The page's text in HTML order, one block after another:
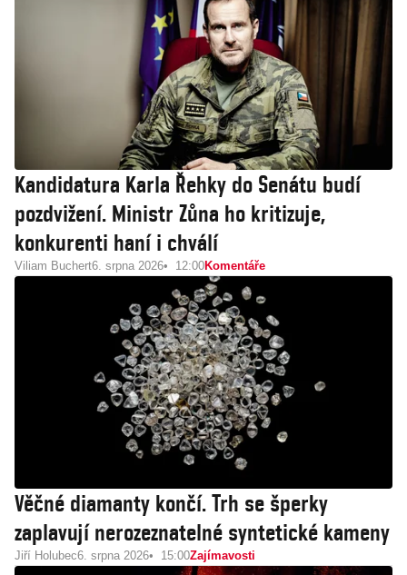
Kandidatura Karla Řehky do Senátu budí
pozdvižení. Ministr Zůna ho kritizuje,
konkurenti haní i chválí
Viliam Buchert6. srpna 2026 12:00Komentáře
Věčné diamanty končí. Trh se šperky
zaplavují nerozeznatelné syntetické kameny
Jiří Holubec6. srpna 2026 15:00Zajímavosti